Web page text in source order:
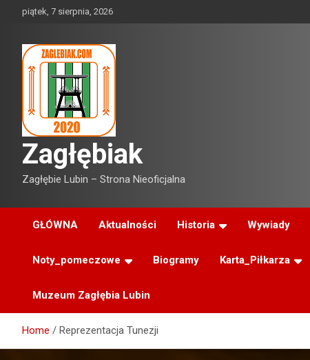
piątek, 7 sierpnia, 2026
Zagłębiak
Zagłębie Lubin – Strona Nieoficjalna
GŁÓWNA Aktualności Historia Wywiady
Noty_pomeczowe Biogramy Karta_Piłkarza
Muzeum Zagłębia Lubin
Home Reprezentacja Tunezji